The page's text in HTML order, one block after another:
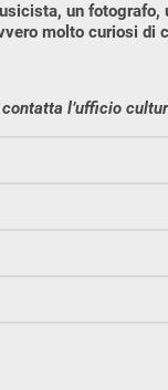
un
molto curiosi di
l’ufficio